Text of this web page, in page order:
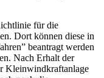
für die
Dort können diese in
beantragt werden
Nach Erhalt der
Kleinwindkraftanlage